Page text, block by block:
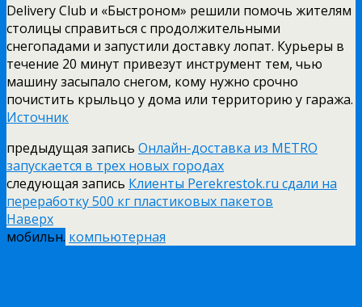
Delivery Club и «Быстроном» решили помочь жителям
столицы справиться с продолжительными
снегопадами и запустили доставку лопат. Курьеры в
течение 20 минут привезут инструмент тем, чью
машину засыпало снегом, кому нужно срочно
почистить крыльцо у дома или территорию у гаража.
Источник
предыдущая запись Онлайн-доставка из METRO
запускается в трех новых городах
следующая запись Клиенты Perekrestok.ru сдали на
переработку 500 кг пластиковых пакетов
Наверх
мобильн. компьютерная